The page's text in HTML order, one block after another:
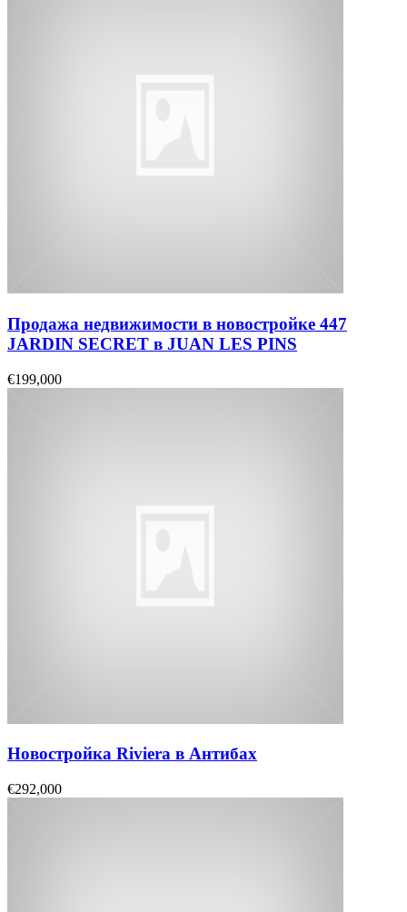
Продажа недвижимости в новостройке 447
JARDIN SECRET в JUAN LES PINS
€199,000
Новостройка Riviera в Антибах
€292,000